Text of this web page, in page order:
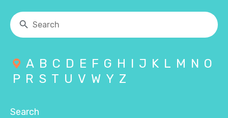
A B C D E F G H I J K L M N O
P R S T U V W Y Z
Search